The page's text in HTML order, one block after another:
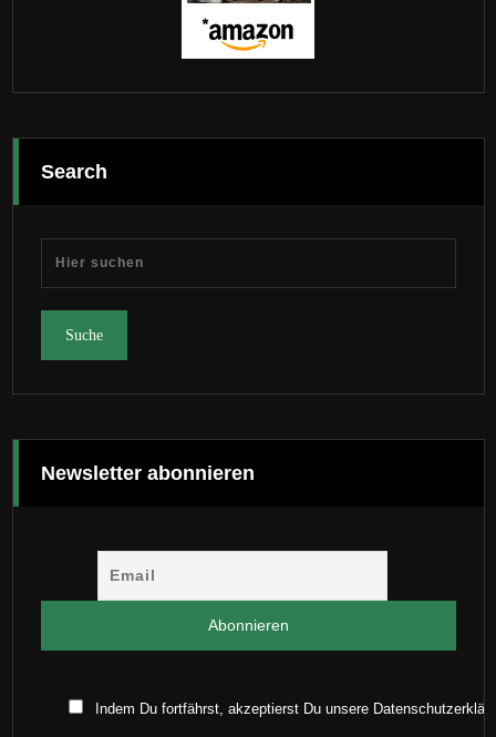
Search
Newsletter abonnieren
Indem Du fortfährst, akzeptierst Du unsere